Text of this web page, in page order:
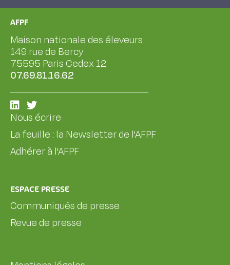
AFPF
Maison nationale des éleveurs
149 rue de Bercy
75595 Paris Cedex 12
07.69.81.16.62
Nous écrire
La feuille : la Newsletter de l'AFPF
Adhérer à l'AFPF
ESPACE PRESSE
Communiqués de presse
Revue de presse